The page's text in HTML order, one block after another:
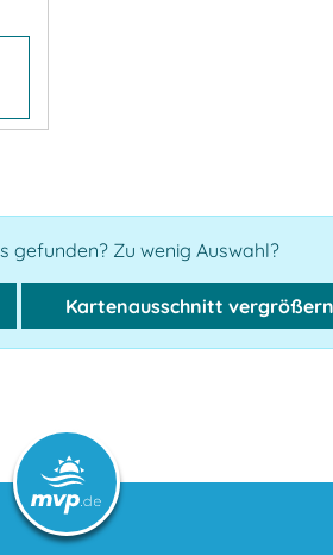
gefunden? Zu wenig Auswahl?
Kartenausschnitt vergrößern